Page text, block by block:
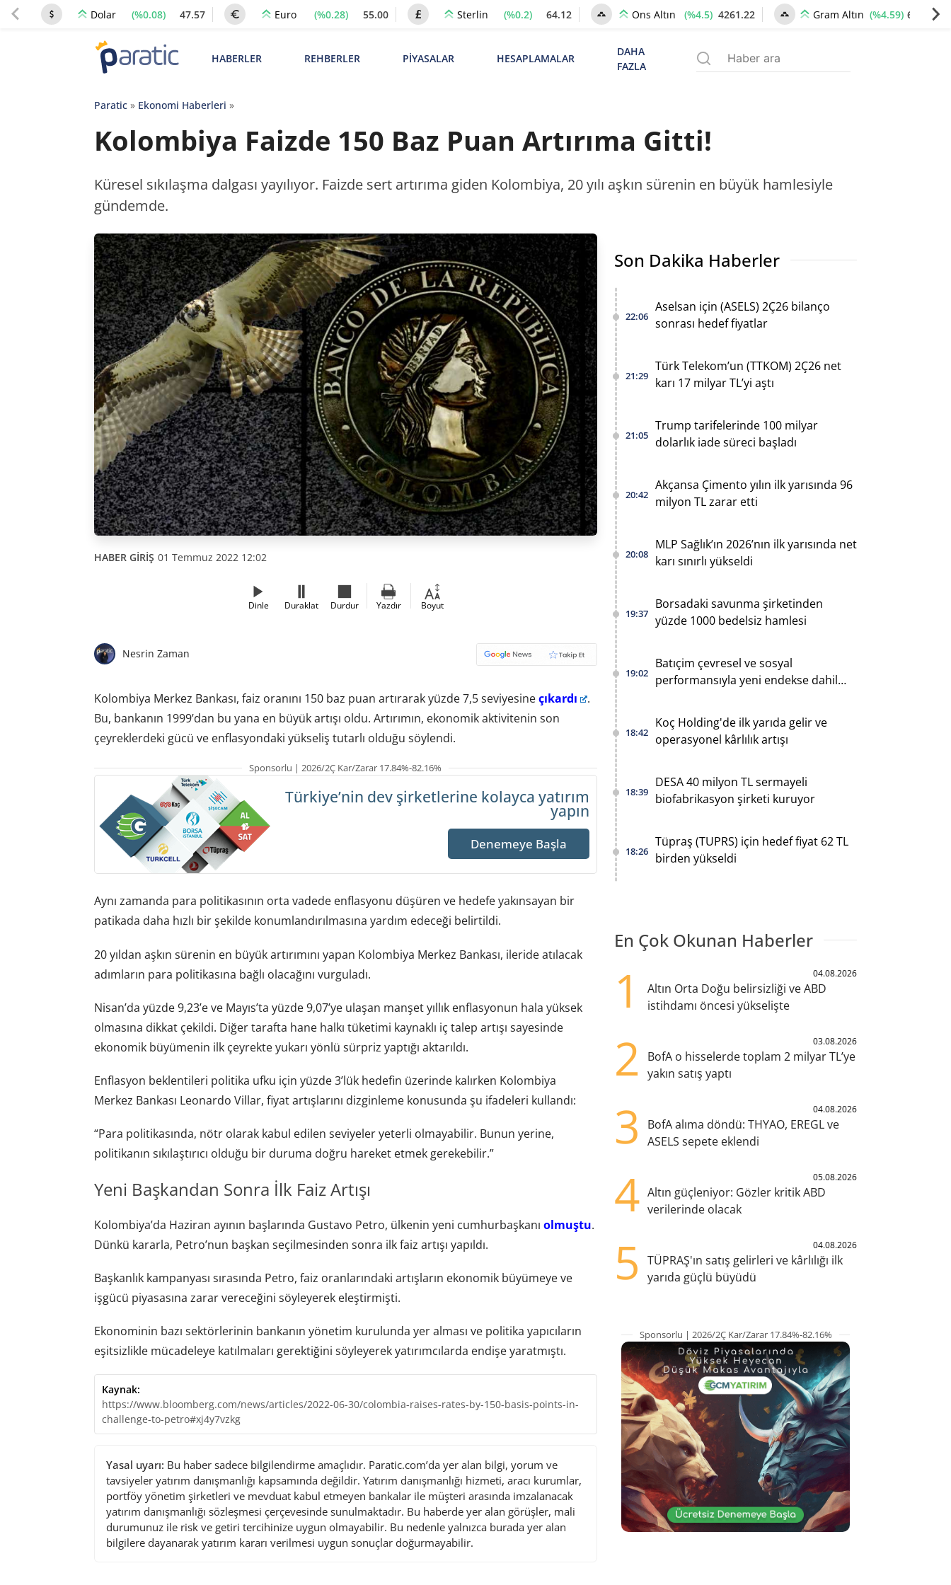
Dolar (%0.08) 47.57 Euro (%0.28) 55.00 Sterlin (%0.2) 64.12 Ons Altın (%4.5) 4261.22 Gram Altın (%4.59) 6517.18
HABERLER REHBERLER PİYASALAR HESAPLAMALAR
DAHA
FAZLA
Paratic» Ekonomi Haberleri »
Kolombiya Faizde 150 Baz Puan Artırıma Gitti!
Küresel sıkılaşma dalgası yayılıyor. Faizde sert artırıma giden Kolombiya, 20 yılı aşkın sürenin en büyük hamlesiyle
gündemde.
HABER GİRİŞ 01 Temmuz 2022 12:02
Dinle Duraklat Durdur Yazdır Boyut
Nesrin Zaman
Kolombiya Merkez Bankası, faiz oranını 150 baz puan artırarak yüzde 7,5 seviyesineçıkardı
.
Bu, bankanın 1999’dan bu yana en büyük artışı oldu. Artırımın, ekonomik aktivitenin son
çeyreklerdeki gücü ve enflasyondaki yükseliş tutarlı olduğu söylendi.
Sponsorlu | 2026/2Ç Kar/Zarar 17.84%-82.16%
Türkiye’nin dev şirketlerine kolayca yatırım
yapın
Denemeye Başla
Aynı zamanda para politikasının orta vadede enflasyonu düşüren ve hedefe yakınsayan bir
patikada daha hızlı bir şekilde konumlandırılmasına yardım edeceği belirtildi.
20 yıldan aşkın sürenin en büyük artırımını yapan Kolombiya Merkez Bankası, ileride atılacak
adımların para politikasına bağlı olacağını vurguladı.
Nisan’da yüzde 9,23’e ve Mayıs’ta yüzde 9,07’ye ulaşan manşet yıllık enflasyonun hala yüksek
olmasına dikkat çekildi. Diğer tarafta hane halkı tüketimi kaynaklı iç talep artışı sayesinde
ekonomik büyümenin ilk çeyrekte yukarı yönlü sürpriz yaptığı aktarıldı.
Enflasyon beklentileri politika ufku için yüzde 3’lük hedefin üzerinde kalırken Kolombiya
Merkez Bankası Leonardo Villar, fiyat artışlarını dizginleme konusunda şu ifadeleri kullandı:
“Para politikasında, nötr olarak kabul edilen seviyeler yeterli olmayabilir. Bunun yerine,
politikanın sıkılaştırıcı olduğu bir duruma doğru hareket etmek gerekebilir.”
Yeni Başkandan Sonra İlk Faiz Artışı
Kolombiya’da Haziran ayının başlarında Gustavo Petro, ülkenin yeni cumhurbaşkanı olmuştu.
Dünkü kararla, Petro’nun başkan seçilmesinden sonra ilk faiz artışı yapıldı.
Başkanlık kampanyası sırasında Petro, faiz oranlarındaki artışların ekonomik büyümeye ve
işgücü piyasasına zarar vereceğini söyleyerek eleştirmişti.
Ekonominin bazı sektörlerinin bankanın yönetim kurulunda yer alması ve politika yapıcıların
eşitsizlikle mücadeleye katılmaları gerektiğini söyleyerek yatırımcılarda endişe yaratmıştı.
Kaynak:
https://www.bloomberg.com/news/articles/2022-06-30/colombia-raises-rates-by-150-basis-points-in-
challenge-to-petro#xj4y7vzkg
Yasal uyarı: Bu haber sadece bilgilendirme amaçlıdır. Paratic.com’da yer alan bilgi, yorum ve
tavsiyeler yatırım danışmanlığı kapsamında değildir. Yatırım danışmanlığı hizmeti, aracı kurumlar,
portföy yönetim şirketleri ve mevduat kabul etmeyen bankalar ile müşteri arasında imzalanacak
yatırım danışmanlığı sözleşmesi çerçevesinde sunulmaktadır. Bu haberde yer alan görüşler, mali
durumunuz ile risk ve getiri tercihinize uygun olmayabilir. Bu nedenle yalnızca burada yer alan
bilgilere dayanarak yatırım kararı verilmesi uygun sonuçlar doğurmayabilir.
Son Dakika Haberler
22:06
Aselsan için (ASELS) 2Ç26 bilanço
sonrası hedef fiyatlar
21:29
Türk Telekom’un (TTKOM) 2Ç26 net
karı 17 milyar TL’yi aştı
21:05
Trump tarifelerinde 100 milyar
dolarlık iade süreci başladı
20:42
Akçansa Çimento yılın ilk yarısında 96
milyon TL zarar etti
20:08
MLP Sağlık’ın 2026’nın ilk yarısında net
karı sınırlı yükseldi
19:37
Borsadaki savunma şirketinden
yüzde 1000 bedelsiz hamlesi
19:02
Batıçim çevresel ve sosyal
performansıyla yeni endekse dahil
18:42
Koç Holding'de ilk yarıda gelir ve
operasyonel kârlılık artışı
18:39
DESA 40 milyon TL sermayeli
biofabrikasyon şirketi kuruyor
18:26
Tüpraş (TUPRS) için hedef fiyat 62 TL
birden yükseldi
En Çok Okunan Haberler
1 04.08.2026
Altın Orta Doğu belirsizliği ve ABD
istihdamı öncesi yükselişte
2 03.08.2026
BofA o hisselerde toplam 2 milyar TL’ye
yakın satış yaptı
3 04.08.2026
BofA alıma döndü: THYAO, EREGL ve
ASELS sepete eklendi
4 05.08.2026
Altın güçleniyor: Gözler kritik ABD
verilerinde olacak
5 04.08.2026
TÜPRAŞ'ın satış gelirleri ve kârlılığı ilk
yarıda güçlü büyüdü
Sponsorlu | 2026/2Ç Kar/Zarar 17.84%-82.16%